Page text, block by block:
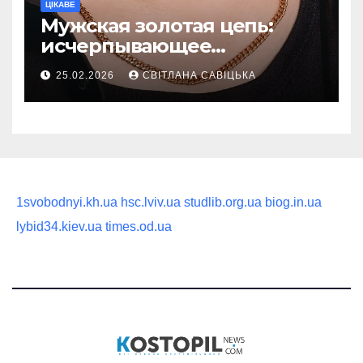
ЦІКАВЕ
Мужская золотая цепь:
исчерпывающее
руководство по выбору
статусного украшения
25.02.2026 СВІТЛАНА САВІЦЬКА
1svobodnyi.kh.ua hsc.lviv.ua studlib.org.ua biog.in.ua
lybid34.kiev.ua times.od.ua